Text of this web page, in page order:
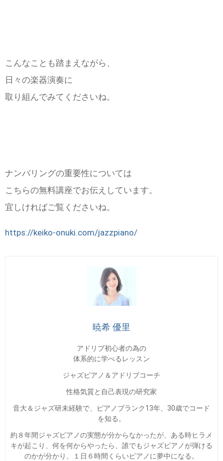
こんなことも踏まえながら、
日々の楽器演奏に
取り組んでみてくださいね。
ナンバリングの重要性については
こちらの無料講座でお伝えしています。
宜しければご覧くださいね。
https://keiko-onuki.com/jazzpiano/
暁希 優里
アドリブ初心者の為の
体系的に学べるレッスン
ジャズピアノ＆アドリブコーチ
性格気質と自己表現の研究家
音大＆ジャズ研未経験で、ピアノブランク13年、30歳でコード
を知る。
約８年間ジャズピアノの実態が分からなかったが、ある時ヒラメ
キが起こり、何を何からやったら、誰でもジャズピアノが弾ける
のかが分かり、１日６時間くらいピアノに夢中になる。